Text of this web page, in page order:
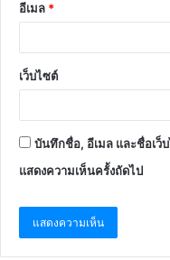
อีเมล *
เว็บไซต์
บันทึกชื่อ, อีเมล และชื่อเว็
แสดงความเห็นครั้งถัดไป